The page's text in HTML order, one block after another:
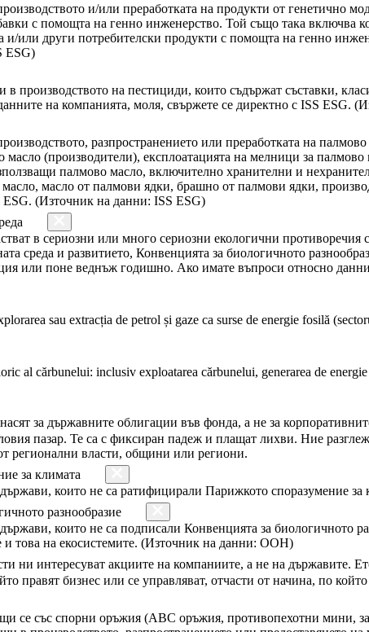
и/или преработката на продукти от генетично
с помощта на генно инженерство. Той също така включва
или други потребителски продукти с помощта на генно
ESG)
производството на пестициди, които съдържат съставки,
на компанията, моля, свържете се директно с ISS ESG.
разпространението или преработката на
(производители), експлоатацията на мелници за
палмово масло, включително хранителни и
масло от палмови ядки, брашно от палмови ядки,
ESG. (Източник на данни: ISS ESG)
в сериозни или много сериозни екологични
среда и развитието, Конвенцията за биологичното
или поне веднъж годишно. Ако имате въпроси относно
sau extracția de petrol și gaze ca surse de energie fosilă
al cărbunelui: inclusiv exploatarea cărbunelui, generarea de
за държавните облигации във фонда, а не за
пазар. Те са с фиксиран падеж и плащат лихви. Ние
регионални власти, общини или региони.
за климата
които не са ратифицирали Парижкото споразумение
разнообразие
които не са подписали Конвенцията за биологичното
и това на екосистемите. (Източник на данни: ООН)
ни интересуват акциите на компаниите, а не на държавите.
правят бизнес или се управляват, отчасти от начина, по
се със спорни оръжия (ABC оръжия, противопехотни мини,